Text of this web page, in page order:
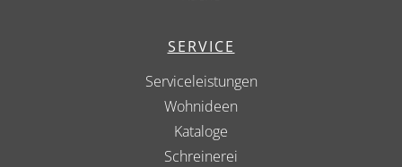
SERVICE
Serviceleistungen
Wohnideen
Kataloge
Schreinerei